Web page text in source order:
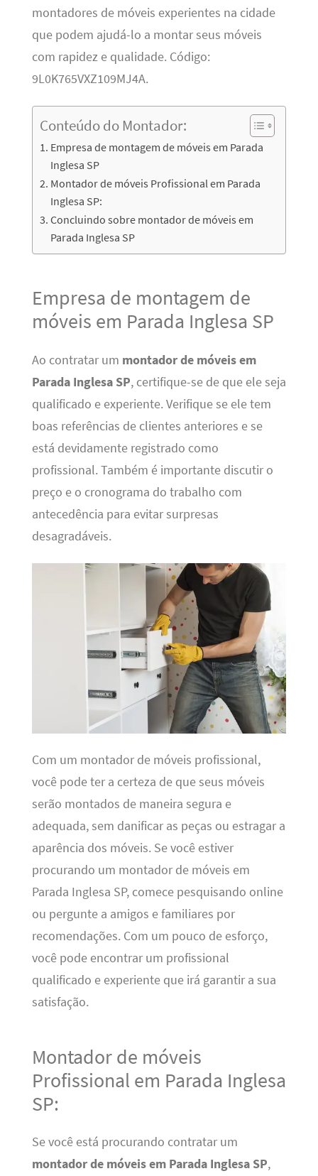
montadores de móveis experientes na cidade
que podem ajudá-lo a montar seus móveis
com rapidez e qualidade. Código:
9L0K765VXZ109MJ4A.
Conteúdo do Montador:
Empresa de montagem de móveis em Parada
Inglesa SP
Montador de móveis Profissional em Parada
Inglesa SP:
Concluindo sobre montador de móveis em
Parada Inglesa SP
Empresa de montagem de
móveis em Parada Inglesa SP
Ao contratar um montador de móveis em
Parada Inglesa SP, certifique-se de que ele seja
qualificado e experiente. Verifique se ele tem
boas referências de clientes anteriores e se
está devidamente registrado como
profissional. Também é importante discutir o
preço e o cronograma do trabalho com
antecedência para evitar surpresas
desagradáveis.
Com um montador de móveis profissional,
você pode ter a certeza de que seus móveis
serão montados de maneira segura e
adequada, sem danificar as peças ou estragar a
aparência dos móveis. Se você estiver
procurando um montador de móveis em
Parada Inglesa SP, comece pesquisando online
ou pergunte a amigos e familiares por
recomendações. Com um pouco de esforço,
você pode encontrar um profissional
qualificado e experiente que irá garantir a sua
satisfação.
Montador de móveis
Profissional em Parada Inglesa
SP:
Se você está procurando contratar um
montador de móveis em Parada Inglesa SP,